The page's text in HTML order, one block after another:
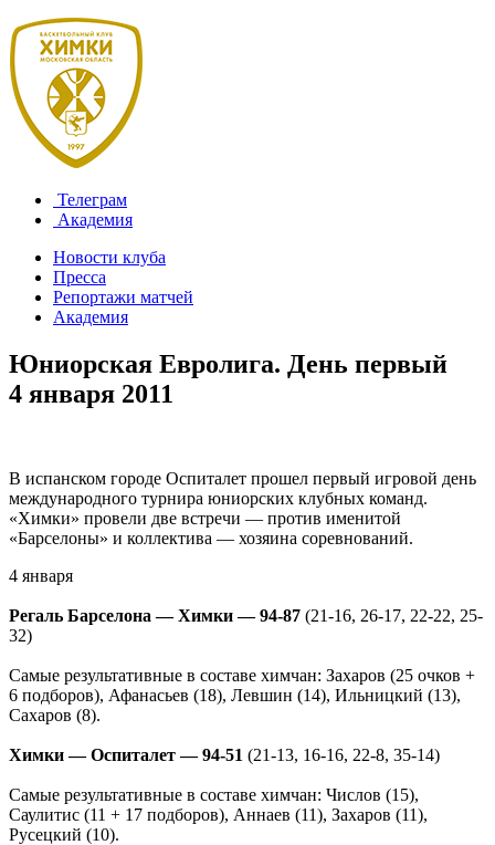
Телеграм
Академия
Новости клуба
Пресса
Репортажи матчей
Академия
Юниорская Евролига. День первый
4 января 2011
В испанском городе Оспиталет прошел первый игровой день
международного турнира юниорских клубных команд.
«Химки» провели две встречи — против именитой
«Барселоны» и коллектива — хозяина соревнований.
4 января
Регаль Барселона — Химки — 94-87 (21-16, 26-17, 22-22, 25-
32)
Самые результативные в составе химчан: Захаров (25 очков +
6 подборов), Афанасьев (18), Левшин (14), Ильницкий (13),
Сахаров (8).
Химки — Оспиталет — 94-51 (21-13, 16-16, 22-8, 35-14)
Самые результативные в составе химчан: Числов (15),
Саулитис (11 + 17 подборов), Аннаев (11), Захаров (11),
Русецкий (10).